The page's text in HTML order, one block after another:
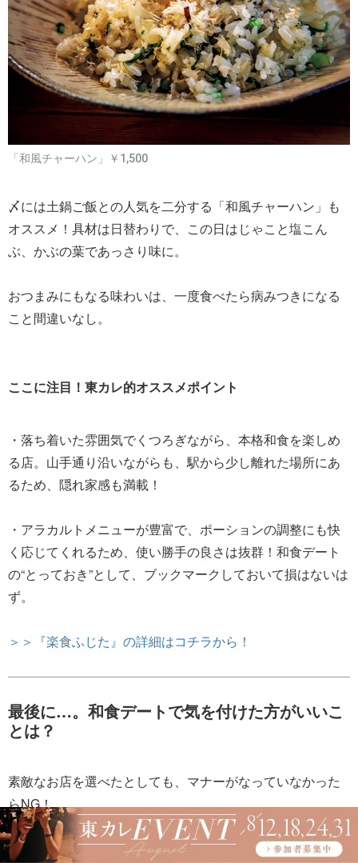
「和風チャーハン」￥1,500
〆には土鍋ご飯との人気を二分する「和風チャーハン」も
オススメ！具材は日替わりで、この日はじゃこと塩こん
ぶ、かぶの葉であっさり味に。
おつまみにもなる味わいは、一度食べたら病みつきになる
こと間違いなし。
ここに注目！東カレ的オススメポイント
・落ち着いた雰囲気でくつろぎながら、本格和食を楽しめ
る店。山手通り沿いながらも、駅から少し離れた場所にあ
るため、隠れ家感も満載！
・アラカルトメニューが豊富で、ポーションの調整にも快
く応じてくれるため、使い勝手の良さは抜群！和食デート
の“とっておき”として、ブックマークしておいて損はないは
ず。
＞＞『楽食ふじた』の詳細はコチラから！
最後に…。和食デートで気を付けた方がいいこ
とは？
素敵なお店を選べたとしても、マナーがなっていなかった
らNG！
そこで「彼との和食デート中に、気になってしまうポイン